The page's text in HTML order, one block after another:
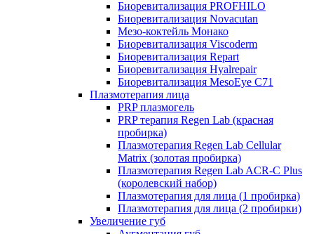
Биоревитализация PROFHILO
Биоревитализация Novacutan
Мезо-коктейль Монако
Биоревитализация Viscoderm
Биоревитализация Repart
Биоревитализация Hyalrepair
Биоревитализация MesoEye C71
Плазмотерапия лица
PRP плазмогель
PRP терапия Regen Lab (красная
пробирка)
Плазмотерапия Regen Lab Cellular
Matrix (золотая пробирка)
Плазмотерапия Regen Lab ACR-C Plus
(королевский набор)
Плазмотерапия для лица (1 пробирка)
Плазмотерапия для лица (2 пробирки)
Увеличение губ